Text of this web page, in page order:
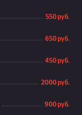
550 руб.
650 руб.
450 руб.
2000 руб.
900 руб.